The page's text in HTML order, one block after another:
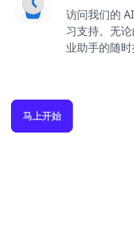
访问我们的
习支持。无
业助手的随时
马上开始